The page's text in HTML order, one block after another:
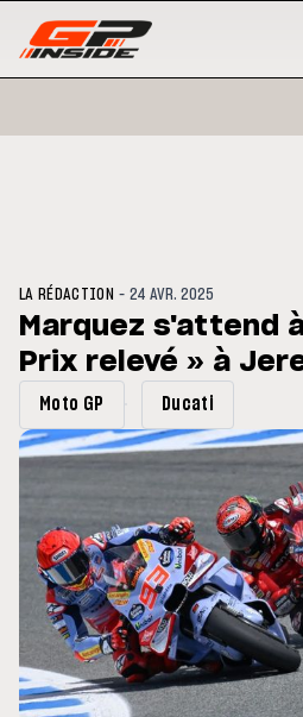
du GP de Grande-
LA RÉDACTION -24 AVR. 2025
Marquez s'attend
Prix relevé » à
Moto GP Ducati